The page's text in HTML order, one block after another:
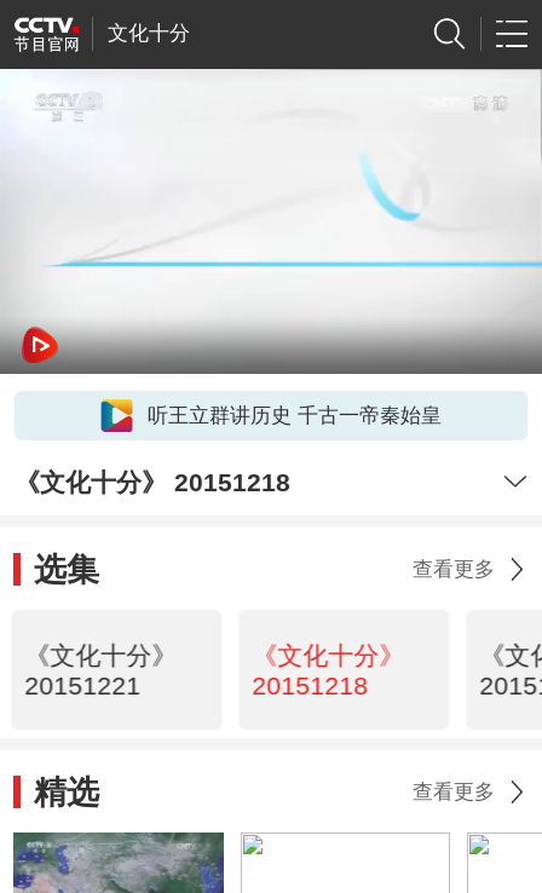
文化十分
听王立群讲历史 千古一帝秦始皇
《文化十分》 20151218
选集 查看更多
《文化十分》
20151221
《文化十分》
20151218
《
精选 查看更多